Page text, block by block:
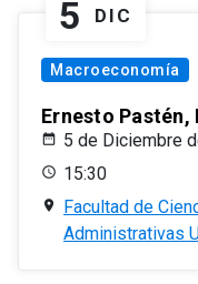
5 DIC
Macroeconomía
Ernesto Pastén,
5 de Diciembre
15:30
Facultad de
Administrativas